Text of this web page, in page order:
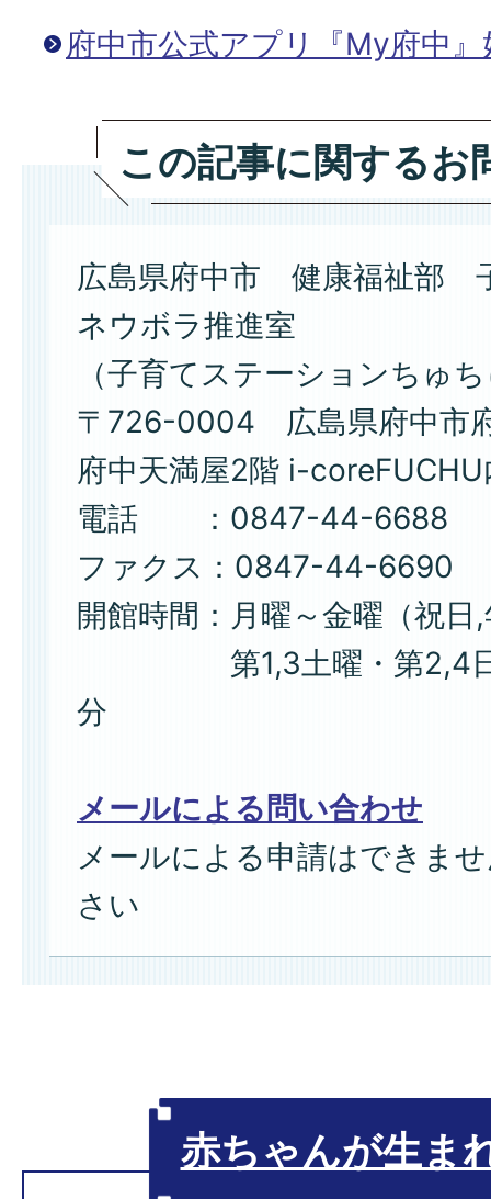
府中市公式アプリ『My府中
この記事に関するお
広島県府中市 健康福祉部
ネウボラ推進室
（子育てステーションちゅ
〒726-0004 広島県府中市
府中天満屋2階 i-coreFUCHU
電話 ：0847-44-6688
ファクス：0847-44-6690
開館時間：月曜～金曜（祝日
第1,3土曜・第2,4日
分
メールによる問い合わせ
メールによる申請はできま
さい
赤ちゃんが生ま